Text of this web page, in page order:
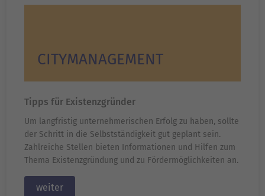
CITYMANAGEMENT
Tipps für Existenzgründer
Um langfristig unternehmerischen Erfolg zu haben, sollte
der Schritt in die Selbstständigkeit gut geplant sein.
Zahlreiche Stellen bieten Informationen und Hilfen zum
Thema Existenzgründung und zu Fördermöglichkeiten an.
weiter